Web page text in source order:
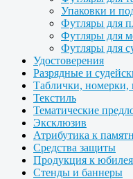
Упаковки и
Футляры для
Футляры для
Футляры для
Удостоверения
Разрядные и
Таблички, номерки,
Текстиль
Тематические
Эксклюзив
Атрибутика к
Средства защиты
Продукция к
Стенды и баннеры